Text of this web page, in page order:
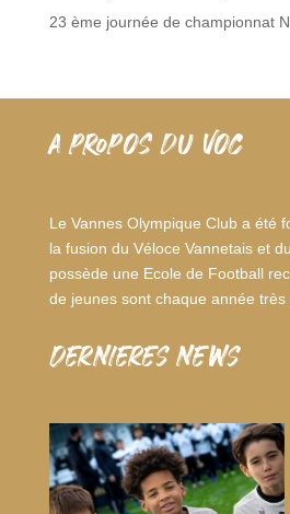
23 ème journée de championnat
A PROPOS DU VOC
Le Vannes Olympique Club a été
la fusion du Véloce Vannetais et
possède une Ecole de Football
de jeunes sont chaque année très
dernieres news